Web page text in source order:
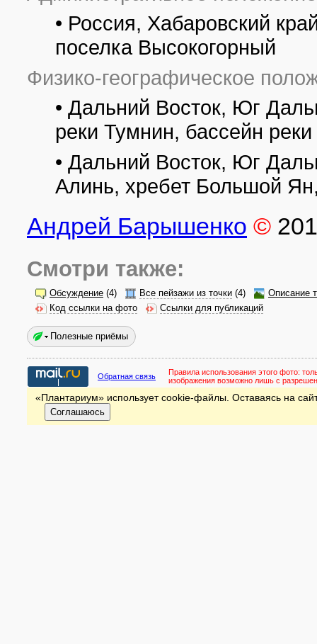
• Россия, Хабаровский
поселка Высокогорный
Физико-географическое
• Дальний Восток, Юг
реки Тумнин, бассейн
• Дальний Восток, Юг
Алинь, хребет Большой
Андрей Барышенко ©
Смотри также:
Обсуждение (4) Все пейзажи из точки (4)
Описание
Код ссылки на фото
Ссылки для публикаций
Полезные приёмы
Обратная связь Правила использования этого фото:
изображения возможно лишь с
«Плантариум» использует cookie-файлы. Оставаясь на
Соглашаюсь